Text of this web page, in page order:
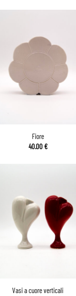
Fiore
40.00€
Vasi a cuore verticali